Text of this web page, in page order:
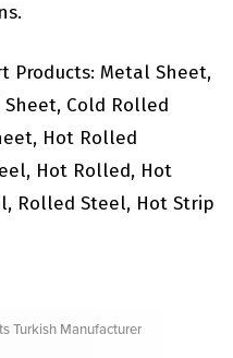
Products: Metal Sheet,
Cold Rolled
Hot Rolled
Hot Rolled, Hot
Rolled Steel, Hot Strip
Turkish Manufacturer